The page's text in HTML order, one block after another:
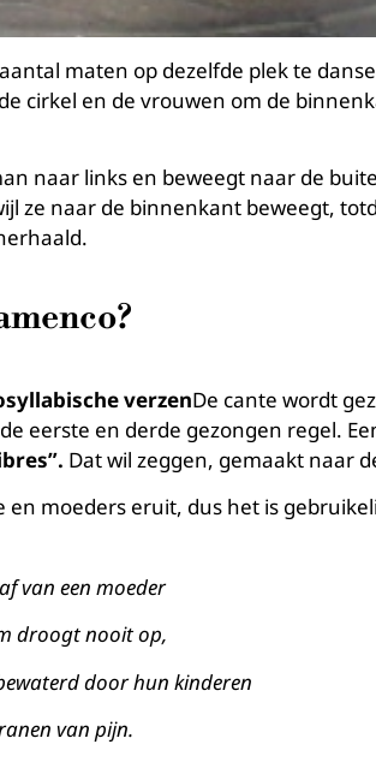
maten op dezelfde plek te
cirkel en de vrouwen om de
naar links en beweegt naar de
ze naar de binnenkant beweegt,
verzenDe cante wordt
eerste en derde gezongen regel.
Dat wil zeggen, gemaakt naar
moeders eruit, dus het is
van een moeder
droogt nooit op,
door hun kinderen
van pijn.